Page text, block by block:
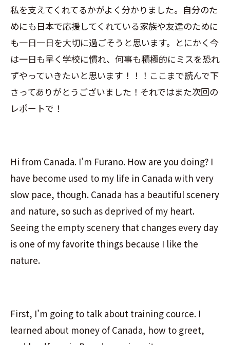
私を支えてくれてるかがよく分かりました。自分のた
めにも日本で応援してくれている家族や友達のために
も一日一日を大切に過ごそうと思います。とにかく今
は一日も早く学校に慣れ、何事も積極的にミスを恐れ
ずやっていきたいと思います！！！ここまで読んで下
さってありがとうございました！それではまた次回の
レポートで！
Hi from Canada. I’m Furano. How are you doing? I
have become used to my life in Canada with very
slow pace, though. Canada has a beautiful scenery
and nature, so such as deprived of my heart.
Seeing the empty scenery that changes every day
is one of my favorite things because I like the
nature.
First, I’m going to talk about training cource. I
learned about money of Canada, how to greet,